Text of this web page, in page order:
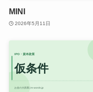
MINI
2026年5月11日